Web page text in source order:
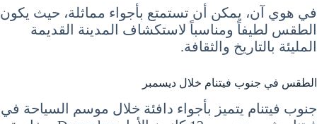
في هوي آن، يمكن أن تستمتع بأجواء مماثلة، حيث يكون
الطقس لطيفاً ومناسباً لاستكشاف المدينة القديمة
المليئة بالتاريخ والثقافة.
الطقس في جنوب فيتنام خلال ديسمبر
جنوب فيتنام يتميز بأجواء دافئة خلال موسم السياحة في